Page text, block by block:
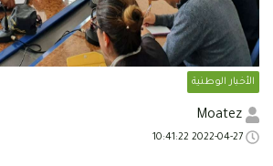
الأخبار الوطنية